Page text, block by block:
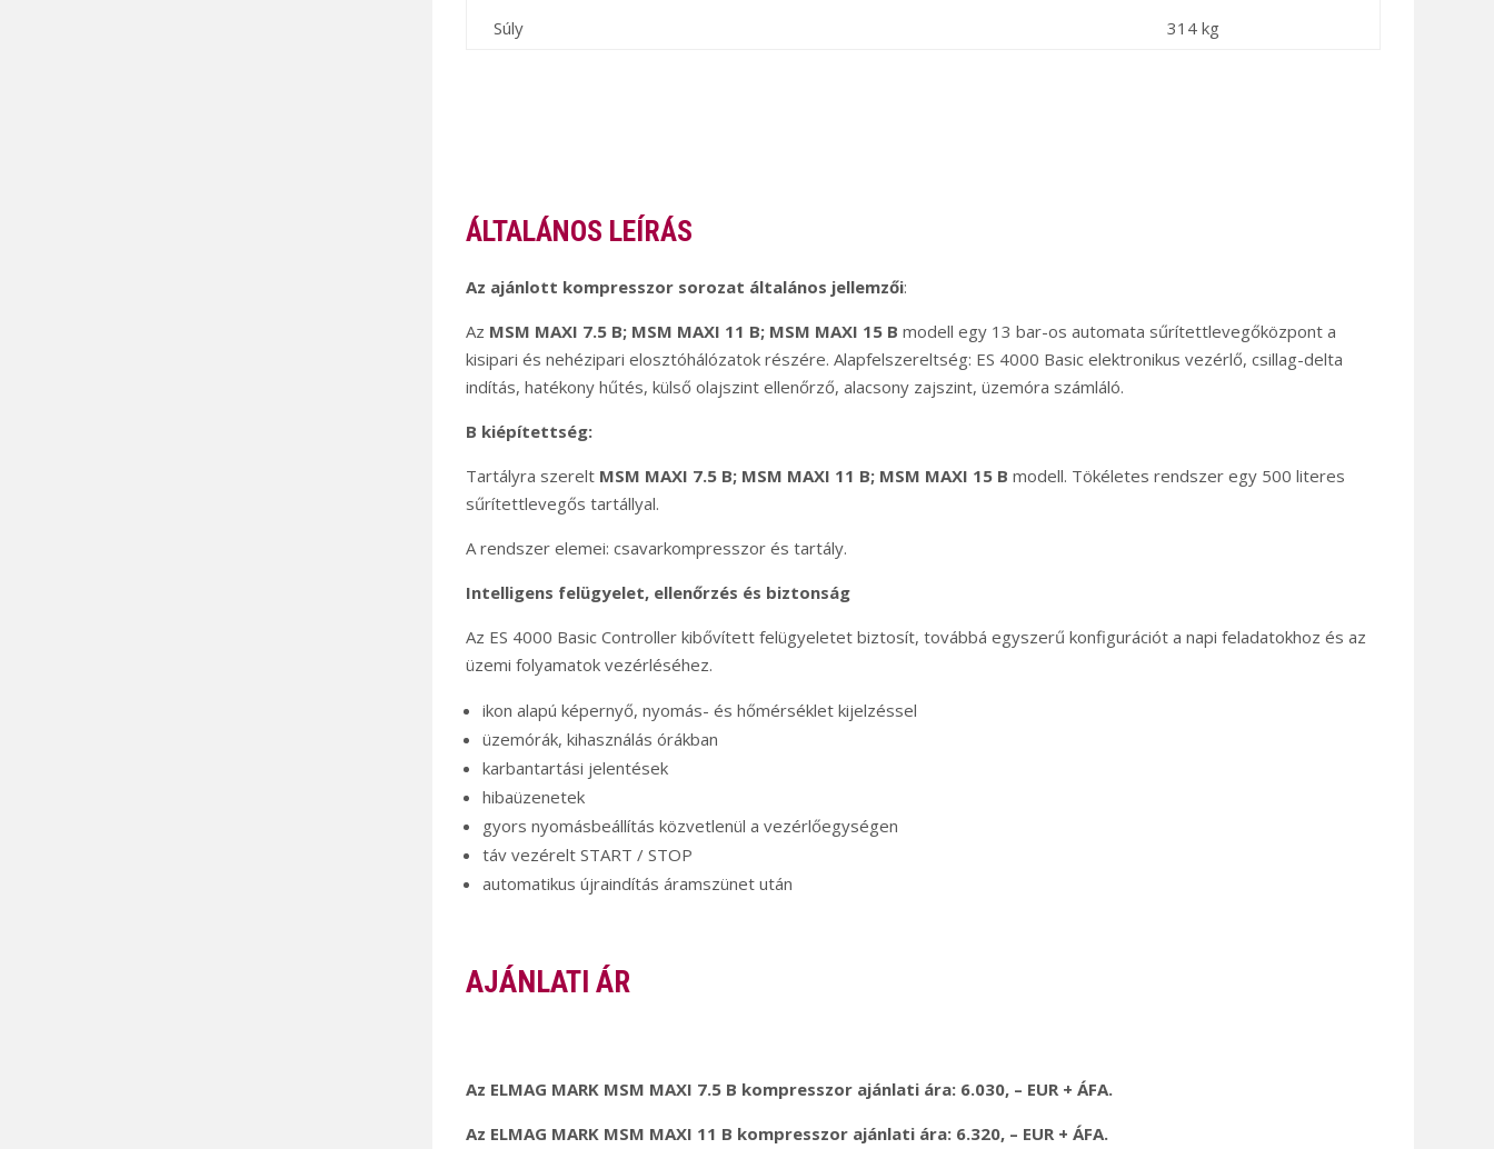
Súly
314 kg
ÁLTALÁNOS LEÍRÁS
Az ajánlott kompresszor sorozat általános jellemzői:
Az MSM MAXI 7.5 B; MSM MAXI 11 B; MSM MAXI 15 B modell egy 13 bar-os automata sűrítettlevegőközpont a
kisipari és nehézipari elosztóhálózatok részére. Alapfelszereltség: ES 4000 Basic elektronikus vezérlő, csillag-delta
indítás, hatékony hűtés, külső olajszint ellenőrző, alacsony zajszint, üzemóra számláló.
B kiépítettség:
Tartályra szereltMSM MAXI 7.5 B; MSM MAXI 11 B; MSM MAXI 15 B modell. Tökéletes rendszer egy 500 literes
sűrítettlevegős tartállyal.
A rendszer elemei: csavarkompresszor és tartály.
Intelligens felügyelet, ellenőrzés és biztonság
Az ES 4000 Basic Controller kibővített felügyeletet biztosít, továbbá egyszerű konfigurációt a napi feladatokhoz és az
üzemi folyamatok vezérléséhez.
ikon alapú képernyő, nyomás- és hőmérséklet kijelzéssel
üzemórák, kihasználás órákban
karbantartási jelentések
hibaüzenetek
gyors nyomásbeállítás közvetlenül a vezérlőegységen
táv vezérelt START / STOP
automatikus újraindítás áramszünet után
AJÁNLATI ÁR
Az ELMAG MARK MSM MAXI 7.5 B kompresszor ajánlati ára: 6.030, – EUR + ÁFA.
Az ELMAG MARK MSM MAXI 11 B kompresszor ajánlati ára: 6.320, – EUR + ÁFA.